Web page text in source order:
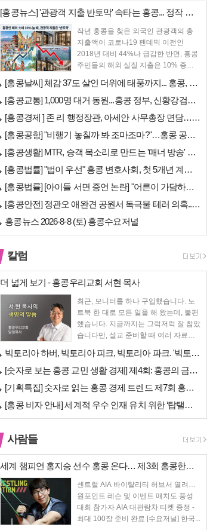
[홍콩뉴스] '관광객 지출 반토막' 속타는 홍콩... 정작 홍콩인들은 지…
작년 홍콩을 찾은 외국인 관광객의 총
지출액이 코로나19 팬데믹 이전인
2018년 대비 44%나 급감한 반면, 홍콩
주민들의 해외 실질 지출은 10% 증가
[홍콩날씨] 체감 37도 살인 더위에 태풍까지... 홍콩, 주말 내내 '…
[홍콩교통] 1,000명 대거 동원...홍콩 정부, 신황강검문소 개장 앞…
[홍콩경제 ] 존 리 행정장관, 아세안 사무총장 면담… "무역·경제 협력…
[홍콩공항] "비행기 놓칠까 봐 조마조마?"…홍콩 공항 식당, AI 탑승…
[홍콩생활] MTR, 승객 목소리로 만드는 '매너 방송' 캠페인 시작
[홍콩법률] "법이 우선" 홍콩 변호사회, 첫 5개년 계획에 뼈 있는 권…
[홍콩법률] [아이들 서면 증언 논란] "어른이 가담하면 왜곡된다"… 홍…
[홍콩안전] 정관오 애완견 공원서 독극물 테러 의혹... 홍콩 경찰 수사…
홍콩뉴스 2026-8-8 (토) 홍콩수요저널
칼럼
더 넓게 보기 - 홍콩우리교회 서현 목사
최근, 모니터를 하나 구입했습니다. 노
트북 한 대로 모든 일을 해 왔는데, 불편
했습니다. 지금까지는 그럭저럭 잘 참았
습니다만, 설교 준비할 때 여러 자료를
빅토리아 하버, 빅토리아 피크, 빅토리아 파크. '빅토리아’의 이름은 어…
[숫자로 보는 홍콩 교민 생활 경제] 제4회: 홍콩의 금융 — 지표 및 …
[기획특집] 숫자로 읽는 홍콩 경제 트렌드 제7회 홍콩 문화·창의 산업…
[홍콩 비자 안내] 세계적 우수 인재 유치 위한 ‘탑탤런트 비자(TTPS…
사람들
세계 챔피언 홍지승 선수 홍콩 온다… 제3회 홍콩한인팔씨름대회 9월 12…
센트럴 AIA 바이탈리티 허브서 열려…
원포인트 레슨 및 이벤트 매치도 풍성
대회 참가자 AIA 대관람차 티켓 증정 -
최대 100장 준비 완료 [수요저널] 한국...